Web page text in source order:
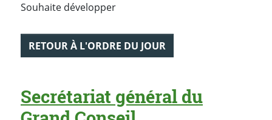
Souhaite développer
RETOUR À L'ORDRE DU JOUR
Secrétariat général du